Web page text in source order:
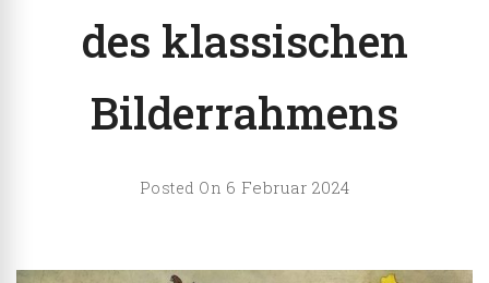
des klassischen
Bilderrahmens
Posted On 6 Februar 2024